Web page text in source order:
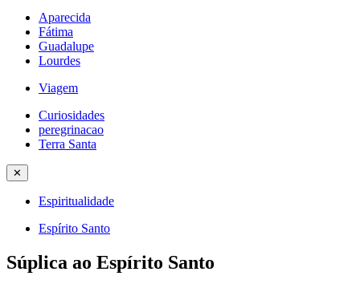
Aparecida
Fátima
Guadalupe
Lourdes
Viagem
Curiosidades
peregrinacao
Terra Santa
✕
Espiritualidade
Espírito Santo
Súplica ao Espírito Santo